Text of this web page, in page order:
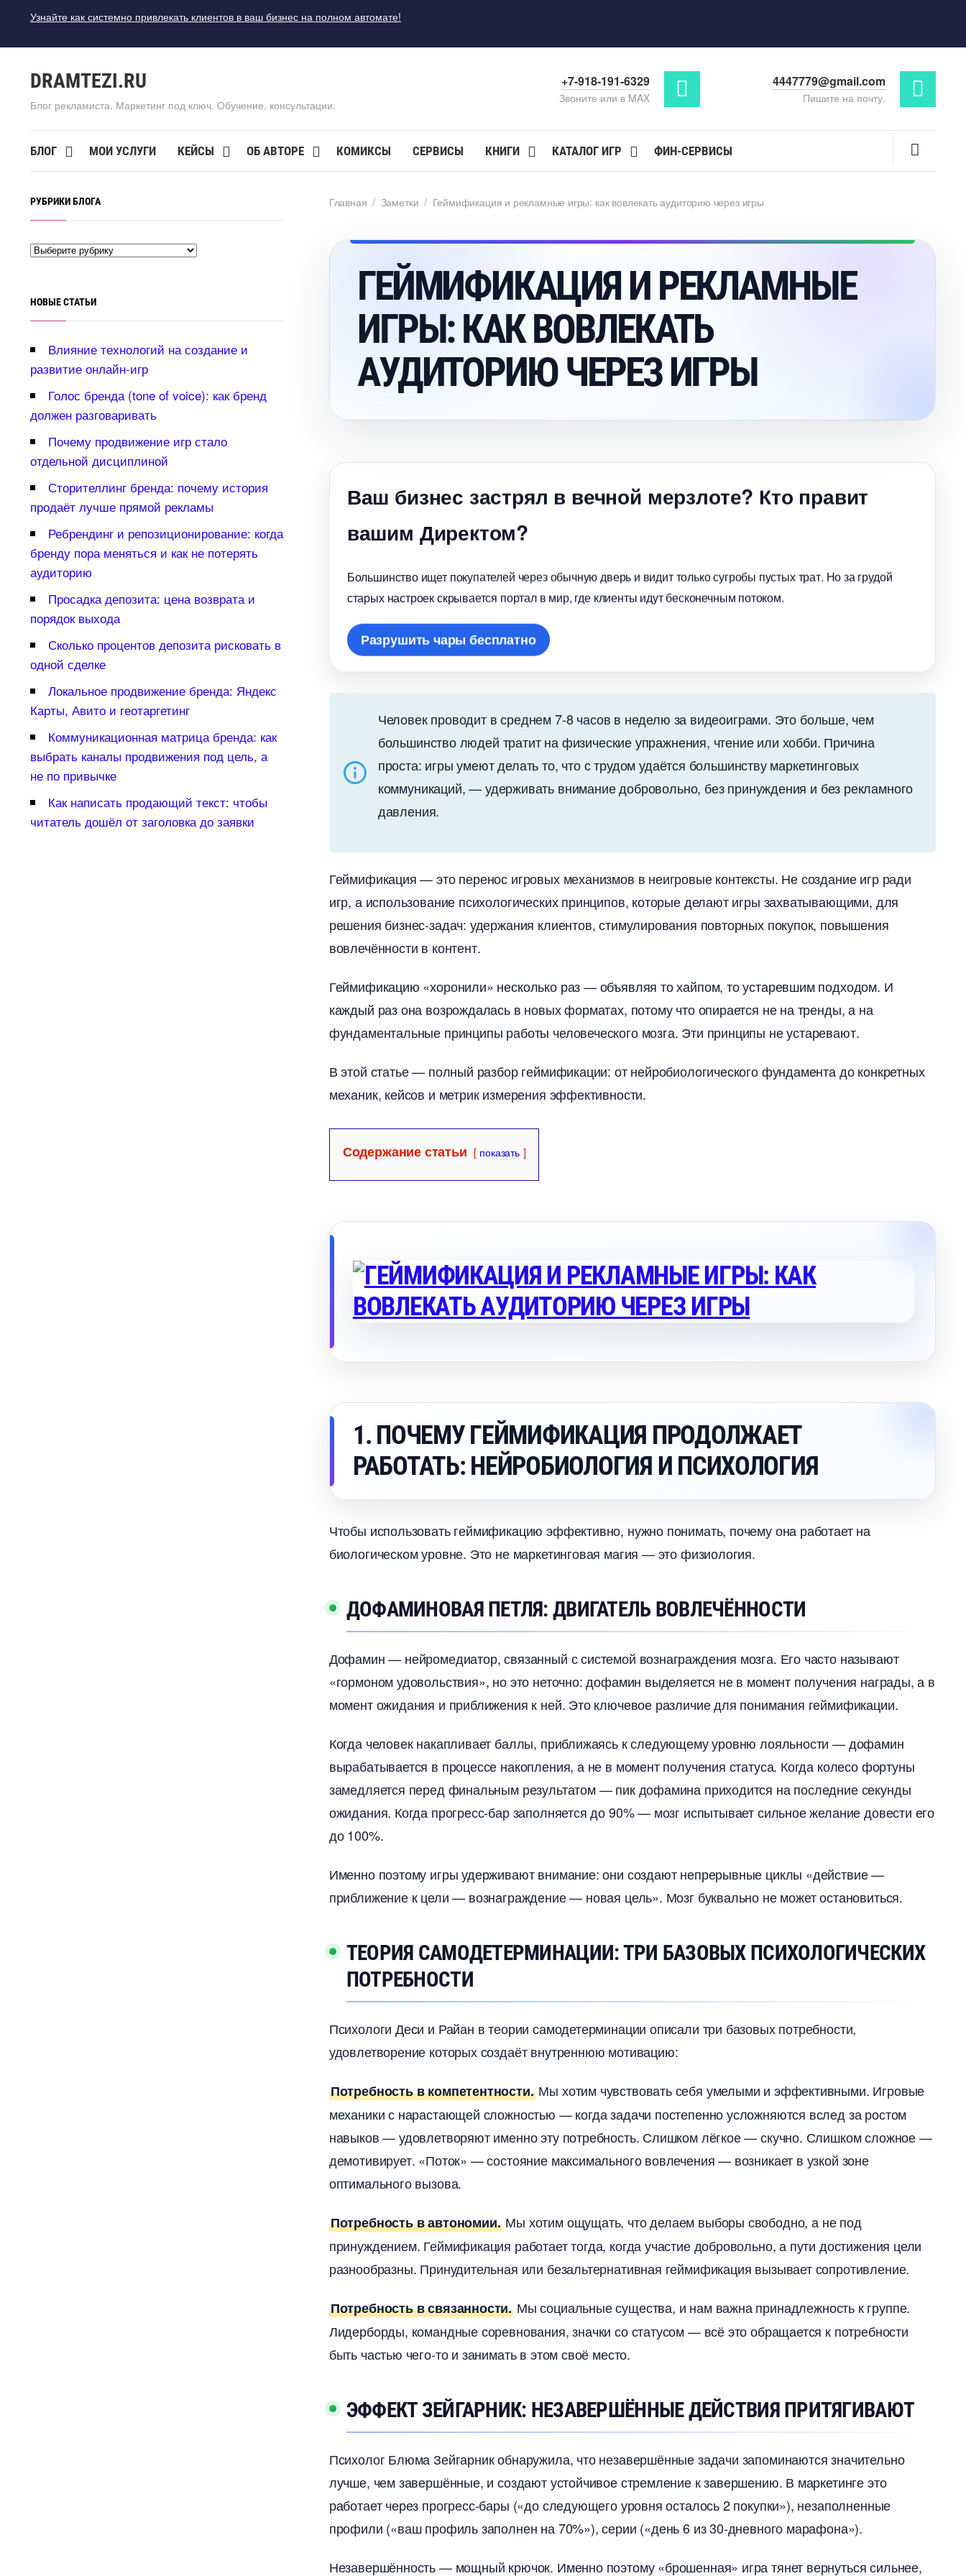
Узнайте как системно привлекать клиентов в ваш бизнес на полном автомате!
DRAMTEZI.RU
Блог рекламиста. Маркетинг под ключ. Обучение, консультации.
+7-918-191-6329
Звоните или в MAX
4447779@gmail.com
Пишите на почту.
БЛОГ МОИ УСЛУГИ КЕЙСЫ ОБ АВТОРЕ КОМИКСЫ СЕРВИСЫ КНИГИ КАТАЛОГ ИГР ФИН-СЕРВИСЫ
Главная / Заметки / Геймификация и рекламные игры: как вовлекать аудиторию через игры
ГЕЙМИФИКАЦИЯ И РЕКЛАМНЫЕ
ИГРЫ: КАК ВОВЛЕКАТЬ
АУДИТОРИЮ ЧЕРЕЗ ИГРЫ
аш бизнес застрял в вечной мерзлоте? Кто правит
ашим Директом?
Большинство ищет покупателей через обычную дверь и видит только сугробы пустых трат. Но за грудой
старых настроек скрывается портал в мир, где клиенты идут бесконечным потоком.
Разрушить чары бесплатно
Человек проводит в среднем 7-8 часов в неделю за видеоиграми. Это больше, чем
ольшинство людей тратит на физические упражнения, чтение или хобби. Причина
проста: игры умеют делать то, что с трудом удаётся большинству маркетинговых
коммуникаций, — удерживать внимание добровольно, без принуждения и без рекламного
давления.
Геймификация — это перенос игровых механизмов в неигровые контексты. Не создание игр ради
игр, а использование психологических принципов, которые делают игры захватывающими, для
решения бизнес-задач: удержания клиентов, стимулирования повторных покупок, повышения
овлечённости в контент.
Геймификацию «хоронили» несколько раз — объявляя то хайпом, то устаревшим подходом. И
каждый раз она возрождалась в новых форматах, потому что опирается не на тренды, а на
фундаментальные принципы работы человеческого мозга. Эти принципы не устаревают.
этой статье — полный разбор геймификации: от нейробиологического фундамента до конкретных
механик, кейсов и метрик измерения эффективности.
Содержание статьи показать
1. ПОЧЕМУ ГЕЙМИФИКАЦИЯ ПРОДОЛЖАЕТ
РАБОТАТЬ: НЕЙРОБИОЛОГИЯ И ПСИХОЛОГИЯ
Чтобы использовать геймификацию эффективно, нужно понимать, почему она работает на
иологическом уровне. Это не маркетинговая магия — это физиология.
ДОФАМИНОВАЯ ПЕТЛЯ: ДВИГАТЕЛЬ ВОВЛЕЧЁННОСТИ
Дофамин — нейромедиатор, связанный с системой вознаграждения мозга. Его часто называют
«гормоном удовольствия», но это неточно: дофамин выделяется не в момент получения награды, а
момент ожидания и приближения к ней. Это ключевое различие для понимания геймификации.
Когда человек накапливает баллы, приближаясь к следующему уровню лояльности — дофамин
ырабатывается в процессе накопления, а не в момент получения статуса. Когда колесо фортуны
замедляется перед финальным результатом — пик дофамина приходится на последние секунды
ожидания. Когда прогресс-бар заполняется до 90% — мозг испытывает сильное желание довести его
до 100%.
Именно поэтому игры удерживают внимание: они создают непрерывные циклы «действие —
приближение к цели — вознаграждение — новая цель». Мозг буквально не может остановиться.
ТЕОРИЯ САМОДЕТЕРМИНАЦИИ: ТРИ БАЗОВЫХ ПСИХОЛОГИЧЕСКИХ
ПОТРЕБНОСТИ
Психологи Деси и Райан в теории самодетерминации описали три базовых потребности,
удовлетворение которых создаёт внутреннюю мотивацию:
Потребность в компетентности.Мы хотим чувствовать себя умелыми и эффективными. Игровые
механики с нарастающей сложностью — когда задачи постепенно усложняются вслед за ростом
навыков — удовлетворяют именно эту потребность. Слишком лёгкое — скучно. Слишком сложное —
демотивирует. «Поток» — состояние максимального вовлечения — возникает в узкой зоне
оптимального вызова.
Потребность в автономии.Мы хотим ощущать, что делаем выборы свободно, а не под
принуждением. Геймификация работает тогда, когда участие добровольно, а пути достижения цели
разнообразны. Принудительная или безальтернативная геймификация вызывает сопротивление.
Потребность в связанности. Мы социальные существа, и нам важна принадлежность к группе.
Лидерборды, командные соревнования, значки со статусом — всё это обращается к потребности
ыть частью чего-то и занимать в этом своё место.
ЭФФЕКТ ЗЕЙГАРНИК: НЕЗАВЕРШЁННЫЕ ДЕЙСТВИЯ ПРИТЯГИВАЮТ
Психолог Блюма Зейгарник обнаружила, что незавершённые задачи запоминаются значительно
лучше, чем завершённые, и создают устойчивое стремление к завершению. В маркетинге это
работает через прогресс-бары («до следующего уровня осталось 2 покупки»), незаполненные
профили («ваш профиль заполнен на 70%»), серии («день 6 из 30-дневного марафона»).
Незавершённость — мощный крючок. Именно поэтому «брошенная» игра тянет вернуться сильнее,
РУБРИКИ БЛОГА
НОВЫЕ СТАТЬИ
лияние технологий на создание и
развитие онлайн-игр
Голос бренда (tone of voice): как бренд
должен разговаривать
Почему продвижение игр стало
отдельной дисциплиной
Сторителлинг бренда: почему история
продаёт лучше прямой рекламы
Ребрендинг и репозиционирование: когда
ренду пора меняться и как не потерять
аудиторию
Просадка депозита: цена возврата и
порядок выхода
Сколько процентов депозита рисковать
одной сделке
Локальное продвижение бренда: Яндекс
Карты, Авито и геотаргетин
Коммуникационная матрица бренда: как
ыбрать каналы продвижения под цель, а
не по привычке
Как написать продающий текст: чтобы
читатель дошёл от заголовка до заявки